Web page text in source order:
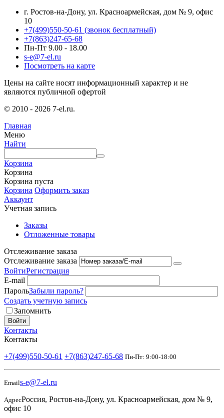
г. Ростов-на-Дону, ул. Красноармейская, дом № 9, офис
10
+7(499)550-50-61 (звонок бесплатный)
+7(863)247-65-68
Пн-Пт 9.00 - 18.00
s-e@7-el.ru
Посмотреть на карте
Цены на сайте носят информационный характер и не
являются публичной офертой
© 2010 - 2026 7-el.ru.
Главная
Меню
Найти
Корзина
Корзина
Корзина пуста
Корзина Оформить заказ
Аккаунт
Учетная запись
Заказы
Отложенные товары
Отслеживание заказа
Отслеживание заказа
ВойтиРегистрация
E-mail
ПарольЗабыли пароль?
Создать учетную запись
Запомнить
Войти
Контакты
Контакты
+7(499)550-50-61 +7(863)247-65-68 Пн-Пт: 9:00-18:00
Emails-e@7-el.ru
АдресРоссия, Ростов-на-Дону, ул. Красноармейская, дом № 9,
офис 10